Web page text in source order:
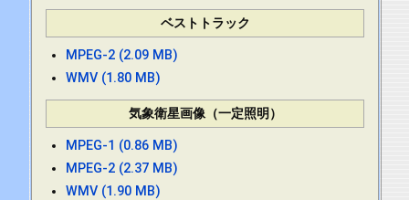
ベストトラック
MPEG-2 (2.09 MB)
WMV (1.80 MB)
気象衛星画像（一定照明）
MPEG-1 (0.86 MB)
MPEG-2 (2.37 MB)
WMV (1.90 MB)